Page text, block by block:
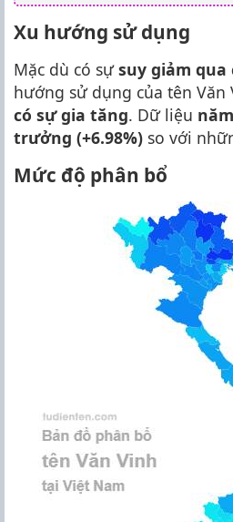
Xu hướng sử dụng
Mặc dù có sựsuy giảm qua
hướng sử dụng của tên Văn
có sự gia tăng. Dữ liệu
trưởng (+6.98%) so với
Mức độ phân bổ